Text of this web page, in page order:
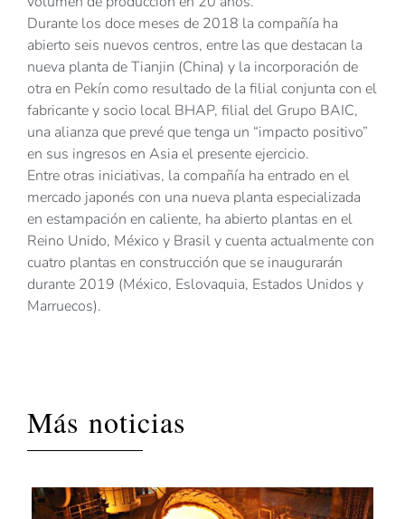
Durante los doce meses de 2018 la compañía ha
abierto seis nuevos centros, entre las que destacan la
nueva planta de Tianjin (China) y la incorporación de
otra en Pekín como resultado de la filial conjunta con el
fabricante y socio local BHAP, filial del Grupo BAIC,
una alianza que prevé que tenga un “impacto positivo”
en sus ingresos en Asia el presente ejercicio.
Entre otras iniciativas, la compañía ha entrado en el
mercado japonés con una nueva planta especializada
en estampación en caliente, ha abierto plantas en el
Reino Unido, México y Brasil y cuenta actualmente con
cuatro plantas en construcción que se inaugurarán
durante 2019 (México, Eslovaquia, Estados Unidos y
Marruecos).
Más noticias